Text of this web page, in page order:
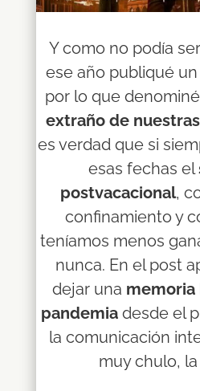
Y como no podía
ese año publiqué
por lo que
extraño de
es verdad que si
esas fechas el
postvacacional,
confinamiento y
teníamos menos
nunca. En el post
dejar una memoria
pandemia desde el
la comunicación
muy chulo,